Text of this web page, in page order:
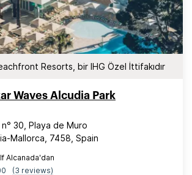
Resorts, bir IHG Özel İttifakıdır
Waves Alcudia Park
30, Playa de Muro
Mallorca, 7458, Spain
Alcanada'dan
(3 reviews)